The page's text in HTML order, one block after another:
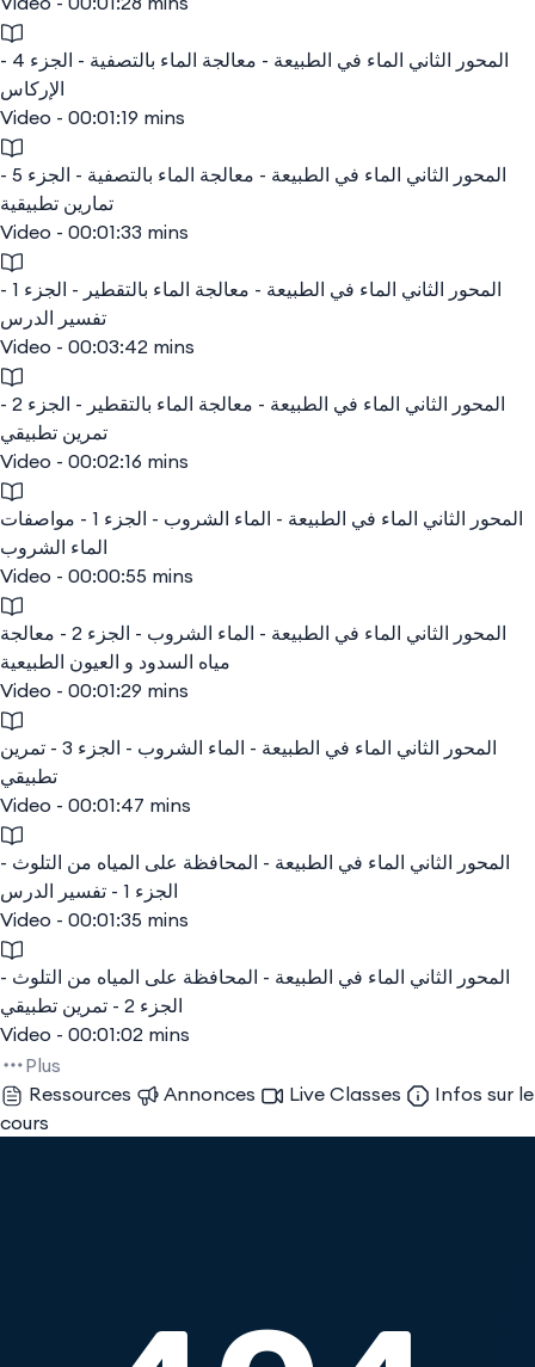
المحور الثاني الماء في الطبيعة - معالجة الماء بالتصفية - الجزء 4 -
الإركاس
Video - 00:01:19 mins
المحور الثاني الماء في الطبيعة - معالجة الماء بالتصفية - الجزء 5 -
تمارين تطبيقية
Video - 00:01:33 mins
المحور الثاني الماء في الطبيعة - معالجة الماء بالتقطير - الجزء 1 -
تفسير الدرس
Video - 00:03:42 mins
المحور الثاني الماء في الطبيعة - معالجة الماء بالتقطير - الجزء 2 -
تمرين تطبيقي
Video - 00:02:16 mins
المحور الثاني الماء في الطبيعة - الماء الشروب - الجزء 1 - مواصفات
الماء الشروب
Video - 00:00:55 mins
المحور الثاني الماء في الطبيعة - الماء الشروب - الجزء 2 - معالجة
مياه السدود و العيون الطبيعية
Video - 00:01:29 mins
المحور الثاني الماء في الطبيعة - الماء الشروب - الجزء 3 - تمرين
تطبيقي
Video - 00:01:47 mins
المحور الثاني الماء في الطبيعة - المحافظة على المياه من التلوث -
الجزء 1 - تفسير الدرس
Video - 00:01:35 mins
المحور الثاني الماء في الطبيعة - المحافظة على المياه من التلوث -
الجزء 2 - تمرين تطبيقي
Video - 00:01:02 mins
Plus
Ressources
Annonces Live Classes
Infos sur le
cours